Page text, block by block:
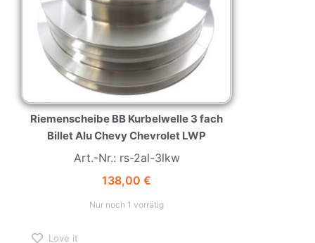
Riemenscheibe BB Kurbelwelle 3 fach
Billet Alu Chevy Chevrolet LWP
Art.-Nr.: rs-2al-3lkw
138,00 €
Nur noch 1 vorrätig
Love it